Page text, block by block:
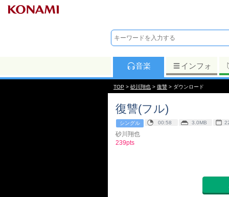
音楽 インフォ
TOP > 砂川翔也 > 復讐 > ダウンロード
復讐(フル)
シングル 00:58 3.0MB
砂川翔也
239pts